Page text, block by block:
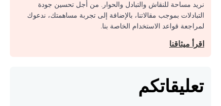
نريد مساحة للنقاش والتبادل والحوار. من أجل تحسين جودة
التبادلات بموجب مقالاتنا، بالإضافة إلى تجربة مساهمتك، ندعوك
لمراجعة قواعد الاستخدام الخاصة بنا.
اقرأ ميثاقنا
تعليقاتكم